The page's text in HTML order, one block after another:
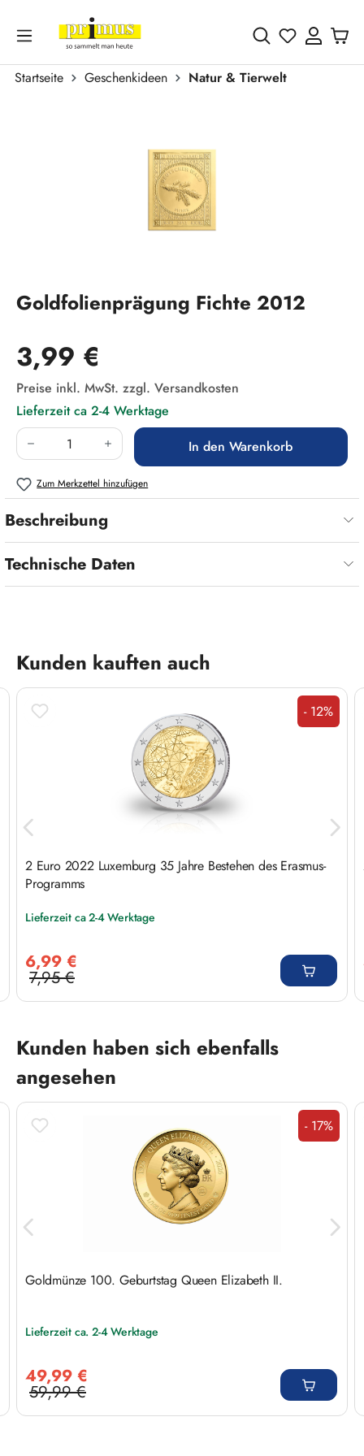
Zum Hauptinhalt springen
Du hast 0
Startseite Geschenkideen
Natur & Tierwelt
Goldfolienprägung Fichte 2012
Regulärer Preis:
3,99 €
Preise inkl. MwSt. zzgl. Versandkosten
Lieferzeit ca 2-4 Werktage
Produkt Anzahl: Gib den gewünschten Wert
In den Warenkorb
Zum Merkzettel hinzufügen
Beschreibung
Technische Daten
Produktgalerie überspringen
Kunden kauften auch
Rabatt
- 12%
2 Euro 2022 Luxemburg 35 Jahre Bestehen des Erasmus-
Programms
Lieferzeit ca 2-4 Werktage
6,99 €
Regulärer Preis:
7,95 €
Produktgalerie überspringen
Kunden haben sich ebenfalls
angesehen
Rabatt
- 17%
Goldmünze 100. Geburtstag Queen Elizabeth II.
Lieferzeit ca. 2-4 Werktage
49,99 €
Regulärer Preis:
59,99 €